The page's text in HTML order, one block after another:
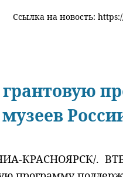
Ссылка на новость:
КРАСНОЯРСК/. ВТБ